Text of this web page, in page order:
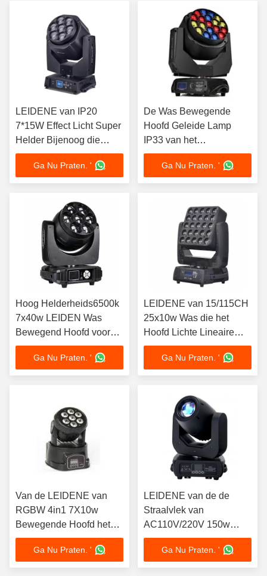
LEIDENE van IP20
7*15W Effect Licht Super
Helder Bijenoog die
Hoofdlichten bewegen
Ga Nu Praten. '
De Was Bewegende
Hoofd Geleide Lamp
IP33 van het
omwentelings1940w
Gezoem met Ventilator
Met geringe
Ga Nu Praten. '
Hoog Helderheids6500k
7x40w LEIDEN Was
Bewegend Hoofd voor
Themapark
Ga Nu Praten. '
LEIDENE van 15/115CH
25x10w Was die het
Hoofd Lichte Lineaire
Verduisteren 0-100%
beweegt
Ga Nu Praten. '
Van de LEIDENE van
RGBW 4in1 7X10w
Bewegende Hoofd het
Gezoemhoek
Wasmachine 4-60 Graad
Ga Nu Praten. '
LEIDENE van de de
Straalvlek van
AC110V/220V 150w
DMX die
Hoofd16/14/12/10ch
beweegt
Ga Nu Praten. '